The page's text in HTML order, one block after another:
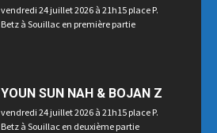
vendredi 24 juillet 2026 à 21h15 place P.
Betz à Souillac en première partie
YOUN SUN NAH & BOJAN Z
vendredi 24 juillet 2026 à 21h15 place P.
Betz à Souillac en deuxième partie